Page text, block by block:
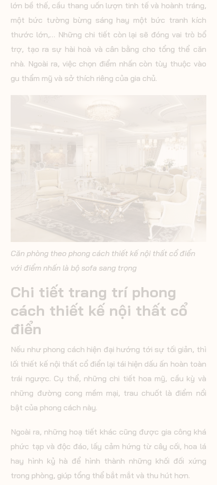
lớn bề thế, cầu thang uốn lượn tinh tế và hoành tráng,
một bức tường bừng sáng hay một bức tranh kích
thước lớn,… Những chi tiết còn lại sẽ đóng vai trò bổ
trợ, tạo ra sự hài hoà và cân bằng cho tổng thể căn
nhà. Ngoài ra, việc chọn điểm nhấn còn tùy thuộc vào
gu thẩm mỹ và sở thích riêng của gia chủ.
Căn phòng theo phong cách thiết kế nội thất cổ điển
với điểm nhấn là bộ sofa sang trọng
Chi tiết trang trí phong
cách thiết kế nội thất cổ
điển
Nếu như phong cách hiện đại hướng tới sự tối giản, thì
lối thiết kế nội thất cổ điển lại tái hiện dấu ấn hoàn toàn
trái ngược. Cụ thể, những chi tiết hoa mỹ, cầu kỳ và
những đường cong mềm mại, trau chuốt là điểm nổi
bật của phong cách này.
Ngoài ra, những hoạ tiết khác cũng được gia công khá
phức tạp và độc đáo, lấy cảm hứng từ cây cối, hoa lá
hay hình kỷ hà để hình thành những khối đối xứng
trong phòng, giúp tổng thể bắt mắt và thu hút hơn.